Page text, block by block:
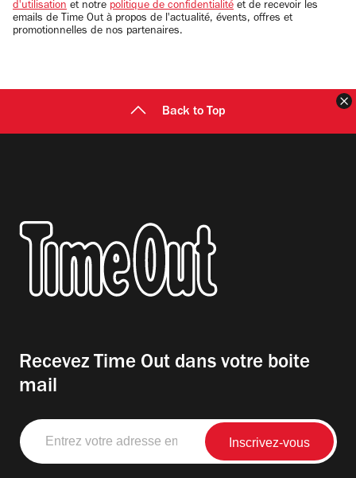
d'utilisation et notre politique de confidentialité et de recevoir les
emails de Time Out à propos de l'actualité, évents, offres et
promotionnelles de nos partenaires.
Back to Top
Recevez Time Out dans votre boite
mail
Entrez
votre
adresse